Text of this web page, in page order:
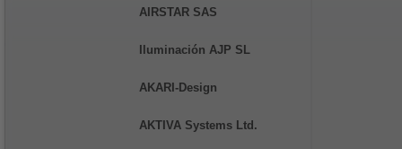
AIRSTAR SAS
Iluminación AJP SL
AKARI-Design
AKTIVA Systems Ltd.